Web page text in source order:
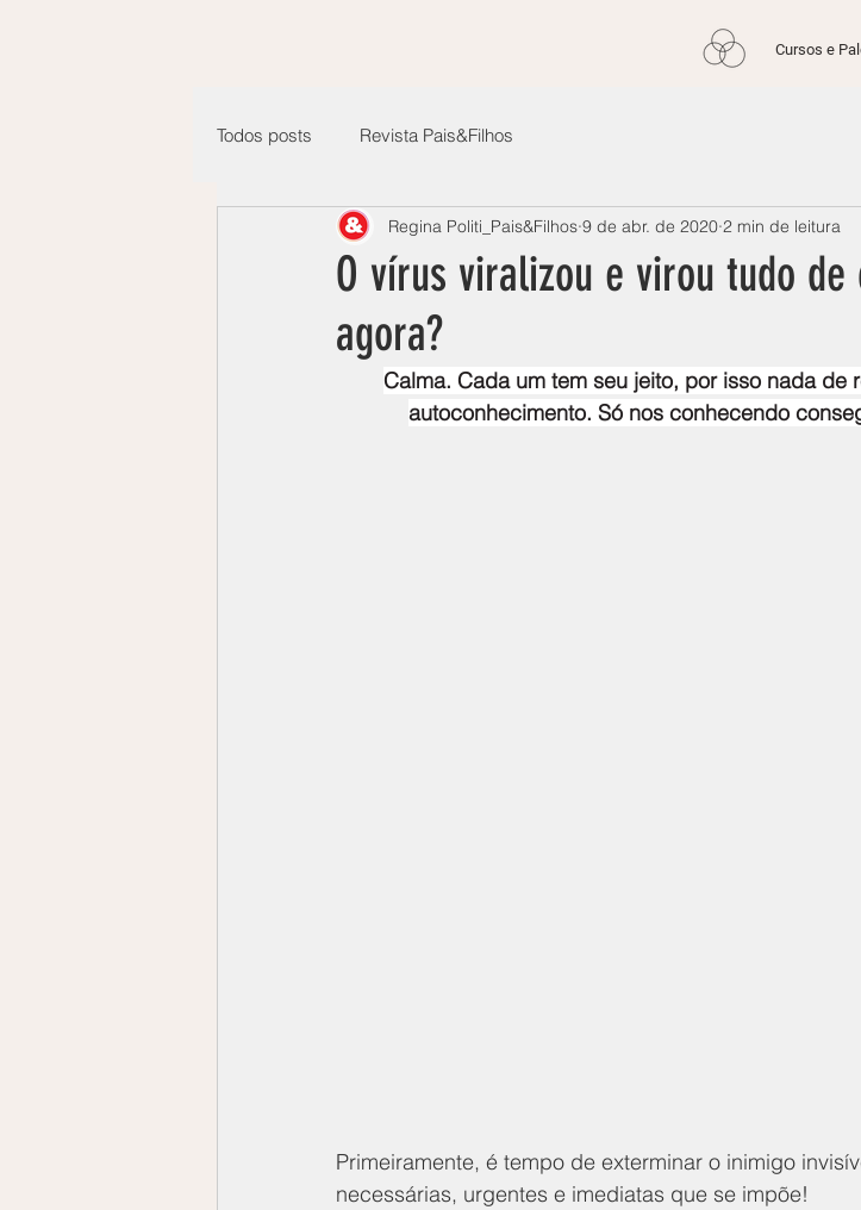
Cursos e
Todos posts Revista Pais&Filhos
O vírus viralizou e virou tudo de
agora?
Regina Politi_Pais&Filhos 9 de abr. de 2020 2 min de leitura
Calma. Cada um tem seu jeito, por isso nada de
autoconhecimento. Só nos conhecendo
Primeiramente, é tempo de exterminar o inimigo
necessárias, urgentes e imediatas que se impõe!